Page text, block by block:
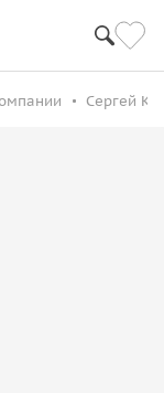
Сергей К.